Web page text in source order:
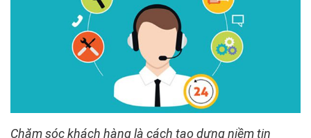
Chăm sóc khách hàng là cách tạo dựng niềm tin